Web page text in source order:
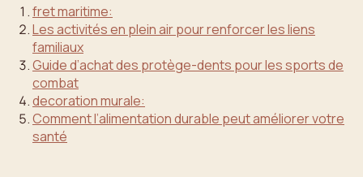
fret maritime:
Les activités en plein air pour renforcer les liens
familiaux
Guide d’achat des protège-dents pour les sports de
combat
decoration murale:
Comment l’alimentation durable peut améliorer votre
santé